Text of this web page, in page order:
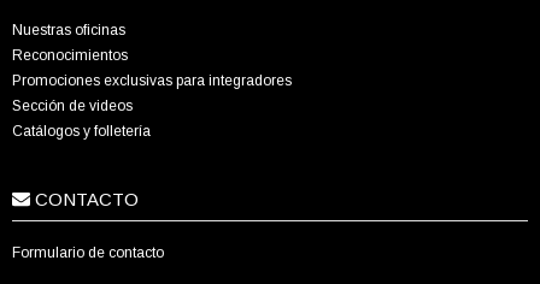
Nuestras oficinas
Reconocimientos
Promociones exclusivas para integradores
Sección de videos
Catálogos y folletería
CONTACTO
Formulario de contacto